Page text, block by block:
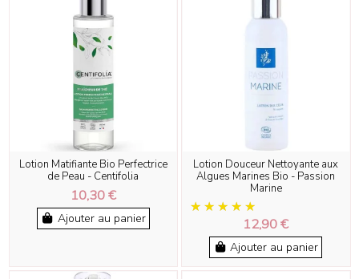
Lotion Matifiante Bio Perfectrice
de Peau - Centifolia
10,30 €
Ajouter au panier
Lotion Douceur Nettoyante aux
Algues Marines Bio - Passion
Marine
12,90 €
Ajouter au panier